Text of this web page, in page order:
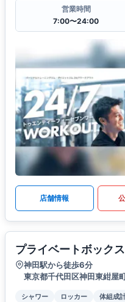
営業時間
7:00〜24:00
店舗情報
プライベートボック
神田駅から徒歩6分
東京都千代田区神田東紺屋
シャワー ロッカー 体組成